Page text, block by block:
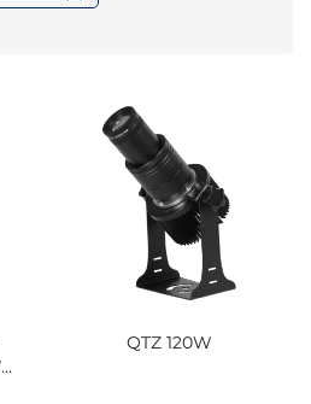
QTZ 120W